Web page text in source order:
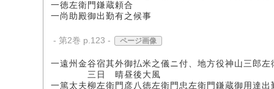
一徳左衛門鎌蔵頼合
一尚助殿御出勤有之候事
- 第2巻 p.123 - ページ画像
一遠州金谷宿其外御払米之儀ニ付、地方役神山三郎
三日 晴昼後大風
一篤太夫柳左衛門彦八徳左衛門忠左衛門鎌蔵御用達出